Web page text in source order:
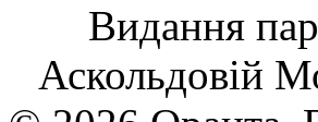
Видання
Аскольдовій